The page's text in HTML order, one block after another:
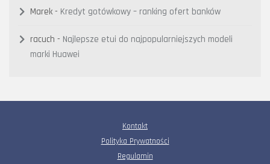
Marek - Kredyt gotówkowy – ranking ofert banków
racuch - Najlepsze etui do najpopularniejszych modeli
marki Huawei
Kontakt
Polityka Prywatności
Regulamin